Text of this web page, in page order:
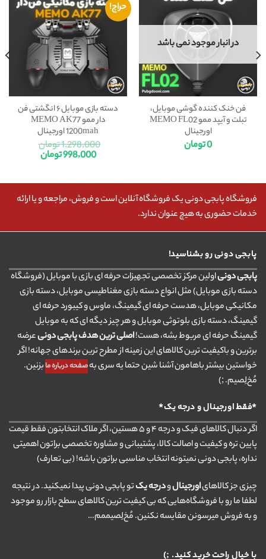
در انبار موجود نمی باشد
فن خنک کننده گوشی موبایل،
تبلت و آیپد ممو MEMO FL02
اورجینال
0تومان
حراج!
دسته بازی موبایل ۶ انگشتی فن
دار ممو MEMO AK77
1200mah اورجینال
1,298,000تومان
998,000تومان
فروشگاه پابجی دونی یک فروشگاه آنلاین است و فروش، مراجعه و یا ارائه
خدمات حضوری به هیچ عنوان ندارد.
پابجی دونی رو بشناسید!
پابجی دونیاولین مرکز تخصصی تجهیزات حرفه ای بازی با موبایل (فروشگاه
دسته بازی موبایل) مثل انواع دسته بازی مغناطیسی موبایل، دسته بازی
مکانیکی موبایل، هدست حرفه ای گیمینگ، ماوس و کیبورد حرفه ای
گیمینگ، دسته بازی بلوتوثی موبایل و هر چیز دیگه ای که به موبایل
گیمینگ حرفه ای مربوط بشه، هست!اصلی ترین هدف پابجی دونیعرضه
برترین و باکیفیت ترین کالاهای این زمینه از مطرح ترین برندهای جهانه! اگر
خواستین بیشتر باهامون آشنا شین حتما یه سری بهصفحه درباره ما بزنین.
مُخ‌لِصیم. ;)
*فقط اورجینال و درجه یک*
اگر دنبال کالاهای فیک و درجه ۴ و ۵ هستین، اگر ملاک انتخابتون فقط قیمت
پایین تره و کیفیت و اصالت کالا، پشتیبانی و مشاوره تخصصی براتون اهمیتی
نداره، پابجی دونی نمیتونه انتخاب مناسبی براتون باشه! (بی تعارف)
چیزی جز کالاهایاورجینالودرجه یکتو پابجی دونی پیدا نمیکنید. در نتیجه
لطفا ما رو با فروشگاه‌هایی که بی کیفیت ترین کالاهای سطح بازار رو موجود
و به فروش میرسونن مقایسه نکنین. مُخ‌لِصیممم…
با خیال راحت خرید کنید. ;)